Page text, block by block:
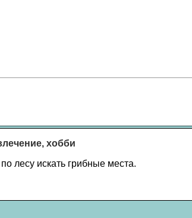
хобби
лесу искать грибные места.